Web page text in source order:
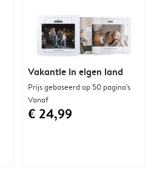
Vakantie in eigen land
Prijs gebaseerd op 50 pagina's
Vanaf
€ 24,99